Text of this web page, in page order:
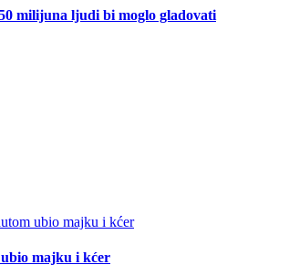
milijuna ljudi bi moglo gladovati
majku i kćer